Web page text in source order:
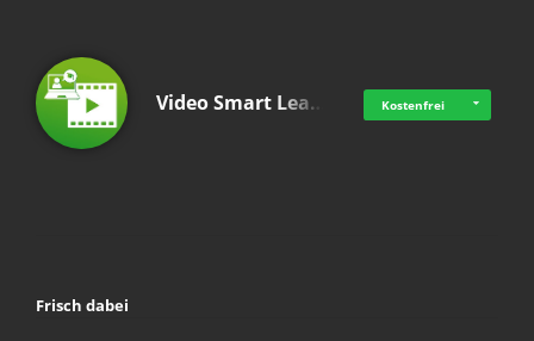
Video Smart Lea… Kostenfrei
Frisch dabei